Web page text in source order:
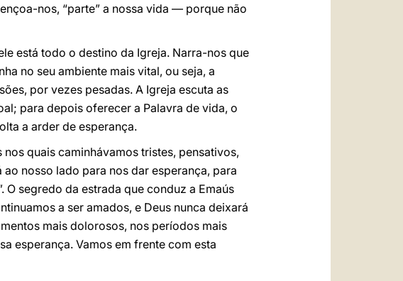
nos, “parte” a nossa vida — porque não
está todo o destino da Igreja. Narra-nos que
no seu ambiente mais vital, ou seja, a
por vezes pesadas. A Igreja escuta as
para depois oferecer a Palavra de vida, o
a arder de esperança.
quais caminhávamos tristes, pensativos,
nosso lado para nos dar esperança, para
O segredo da estrada que conduz a Emaús
a ser amados, e Deus nunca deixará
mais dolorosos, nos períodos mais
esperança. Vamos em frente com esta